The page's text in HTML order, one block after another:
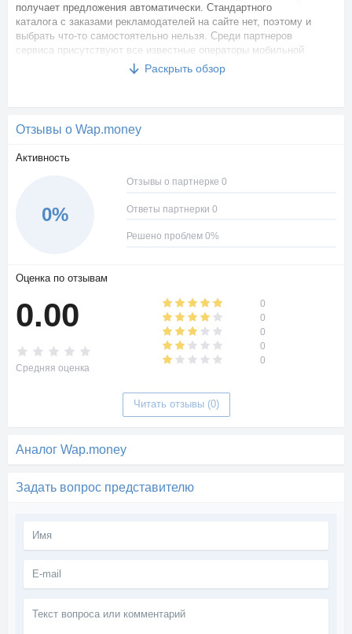
получает предложения автоматически. Стандартного
каталога с заказами рекламодателей на сайте нет, поэтому и
выбрать что-то самостоятельно нельзя. Среди партнеров
сервиса присутствуют все известные операторы мобильной
связи РФ и стран СНГ: МТС, Билайн, Теле2, Киевстар,
Мегафон. Отчисления поступают за подписки и повторные
5% от их доходов. Wap.money дополнительно предлагает
которая не превышает заработок за последнюю неделю,
увеличенный вдвое. Погашение кредита производится
Раскрыть обзор
Отзывы о Wap.money
Активность
0%
Отзывы о партнерке 0
Ответы партнерки 0
Решено проблем 0%
Оценка по отзывам
0.00
Средняя оценка
0
0
0
0
0
Читать отзывы (0)
Аналог Wap.money
Задать вопрос представителю
вопроса